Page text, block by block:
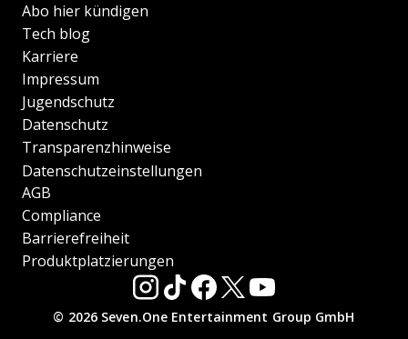
Abo hier kündigen
Tech blog
Karriere
Impressum
Jugendschutz
Datenschutz
Transparenzhinweise
Datenschutzeinstellungen
AGB
Compliance
Barrierefreiheit
Produktplatzierungen
© 2026 Seven.One Entertainment Group GmbH